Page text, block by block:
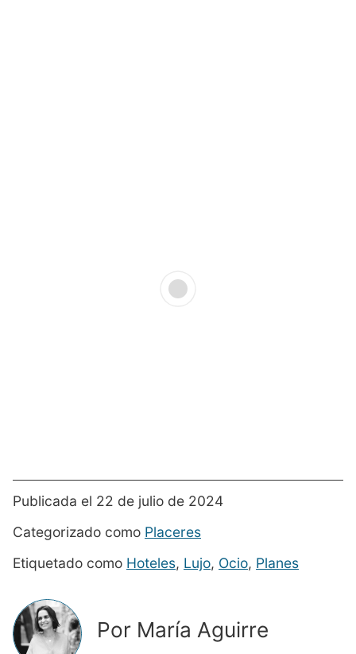
Publicada el 22 de julio de 2024
Categorizado como Placeres
Etiquetado como Hoteles, Lujo, Ocio, Planes
Por María Aguirre